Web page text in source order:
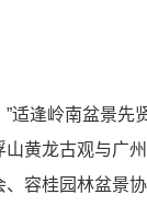
适逢岭南盆景
黄龙古观与广
容桂园林盆景